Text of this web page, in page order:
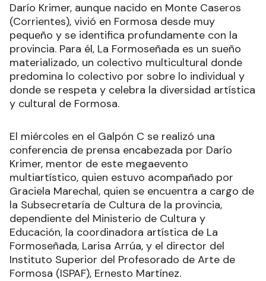
Darío Krimer, aunque nacido en Monte Caseros
(Corrientes), vivió en Formosa desde muy
pequeño y se identifica profundamente con la
provincia. Para él, La Formoseñada es un sueño
materializado, un colectivo multicultural donde
predomina lo colectivo por sobre lo individual y
donde se respeta y celebra la diversidad artística
y cultural de Formosa.
El miércoles en el Galpón C se realizó una
conferencia de prensa encabezada por Darío
Krimer, mentor de este megaevento
multiartístico, quien estuvo acompañado por
Graciela Marechal, quien se encuentra a cargo de
la Subsecretaría de Cultura de la provincia,
dependiente del Ministerio de Cultura y
Educación, la coordinadora artística de La
Formoseñada, Larisa Arrúa, y el director del
Instituto Superior del Profesorado de Arte de
Formosa (ISPAF), Ernesto Martínez.